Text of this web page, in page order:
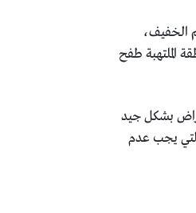
الخفيف،
الملتهبة طفح
بشكل جيد
يجب عدم